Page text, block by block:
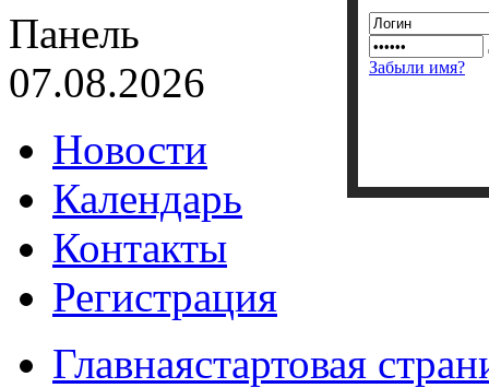
Забыли имя?
Панель
07.08.2026
Новости
Календарь
Контакты
Регистрация
Главнаястартовая